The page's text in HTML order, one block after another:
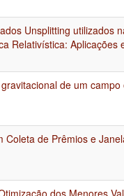
Unsplitting utilizados
Relativística: Aplicações
de um
Coleta de Prêmios e
dos Menores